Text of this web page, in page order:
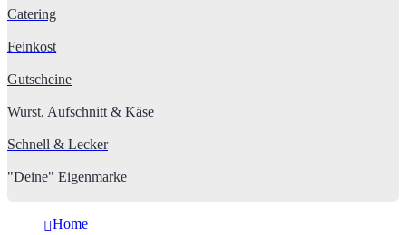
Catering
Feinkost
Gutscheine
Wurst, Aufschnitt & Käse
Schnell & Lecker
"Deine" Eigenmarke
Home